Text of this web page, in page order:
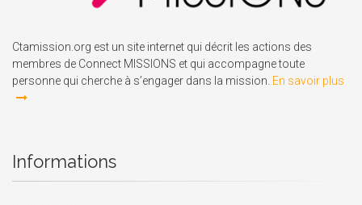
Ctamission.org est un site internet qui décrit les actions des
membres de Connect MISSIONS et qui accompagne toute
personne qui cherche à s’engager dans la mission. En savoir plus
Informations